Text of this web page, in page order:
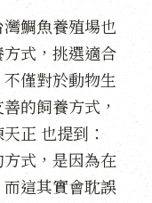
鯛魚養殖場也
式，挑選適合
僅對於動物生
的飼養方式，
正 也提到：
方式，是因為在
這其實會耽誤